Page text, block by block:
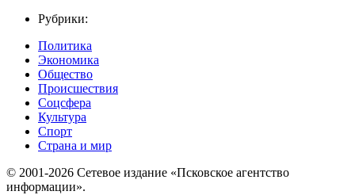
Рубрики:
Политика
Экономика
Общество
Происшествия
Соцсфера
Культура
Спорт
Страна и мир
© 2001-2026 Сетевое издание «Псковское агентство
информации».